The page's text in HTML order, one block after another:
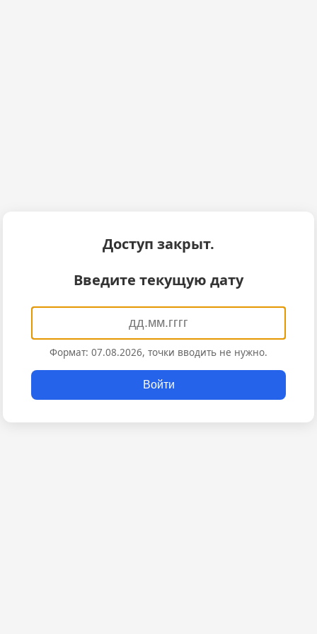
Доступ закрыт.
Введите текущую дату
Формат: 07.08.2026, точки вводить не нужно.
Войти